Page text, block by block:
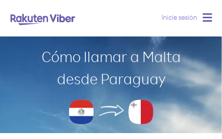
Inicie sesión
Cómo llamar a Malta
desde Paraguay